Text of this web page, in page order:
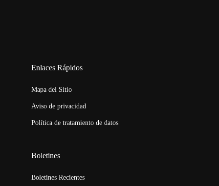
Enlaces Rápidos
Mapa del Sitio
Aviso de privacidad
Política de tratamiento de datos
Boletines
Boletines Recientes